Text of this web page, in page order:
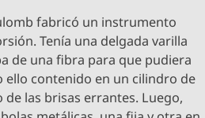
fabricó un instrumento
Tenía una delgada varilla
de una fibra para que pudiera
contenido en un cilindro de
las brisas errantes. Luego,